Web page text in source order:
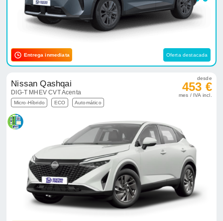
Entrega inmediata Oferta destacada
Nissan Qashqai
DIG-T MHEV CVT Acenta
Micro-Híbrido ECO Automático
desde
453 €
mes / IVA incl.